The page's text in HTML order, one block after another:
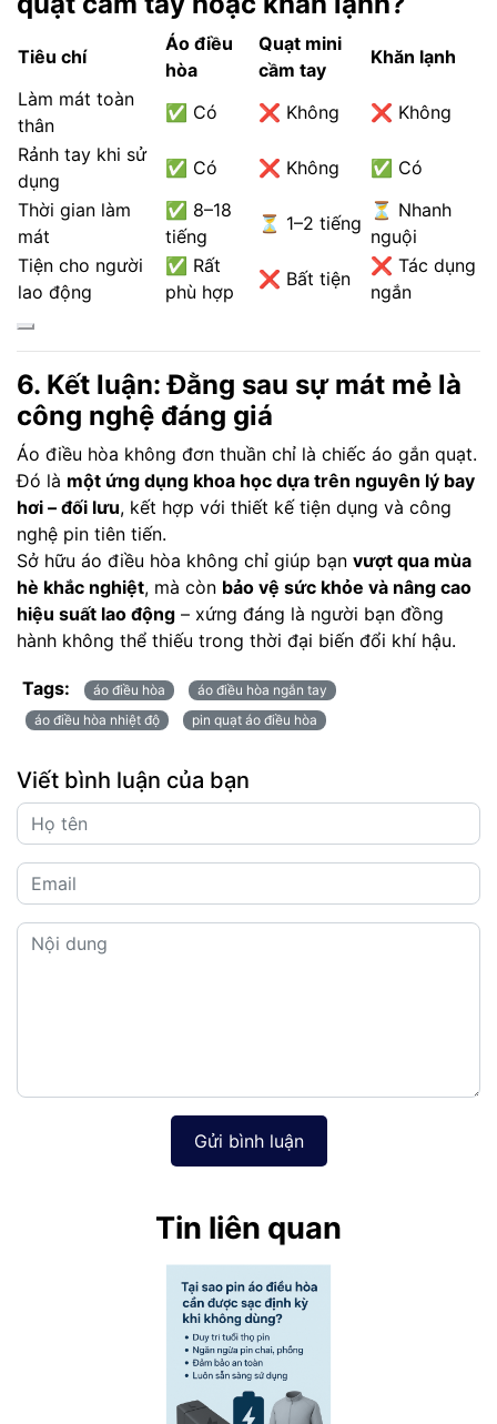
Tiêu chí
Áo điều
hòa
Quạt mini
cầm tay
Khăn lạnh
Làm mát toàn
thân
✅ Có ❌ Không
❌ Không
Rảnh tay khi sử
dụng
✅ Có ❌ Không
✅ Có
Thời gian làm
mát
✅ 8–18
tiếng
⏳ 1–2 tiếng
⏳ Nhanh
nguội
Tiện cho người
lao động
✅ Rất
phù hợp
❌ Bất tiện
❌ Tác dụng
ngắn
6. Kết luận: Đằng sau sự mát mẻ là
công nghệ đáng giá
Áo điều hòa không đơn thuần chỉ là chiếc áo gắn quạt.
Đó là một ứng dụng khoa học dựa trên nguyên lý bay
hơi – đối lưu, kết hợp với thiết kế tiện dụng và công
nghệ pin tiên tiến.
Sở hữu áo điều hòa không chỉ giúp bạn vượt qua mùa
hè khắc nghiệt, mà còn bảo vệ sức khỏe và nâng cao
hiệu suất lao động – xứng đáng là người bạn đồng
hành không thể thiếu trong thời đại biến đổi khí hậu.
Tags: áo điều hòa
áo điều hòa ngắn tay
áo điều hòa nhiệt độ
pin quạt áo điều hòa
Viết bình luận của bạn
Gửi bình luận
Tin liên quan